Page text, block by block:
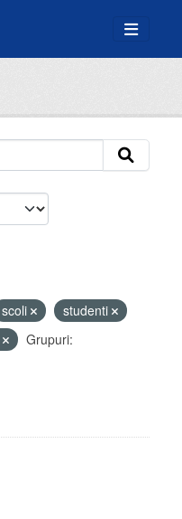
scoli
studenti
Grupuri: